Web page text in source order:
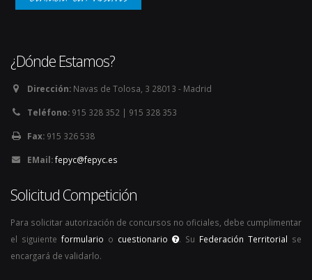
¿Dónde Estamos?
Dirección: Navas de Tolosa, 3 28013 - Madrid
Teléfono: 915 328 352 | 915 328 353
Fax: 915 326 538
EMail:fepyc@fepyc.es
Solicitud Competición
Para solicitar autorización de concursos no oficiales, debe cumplimentar
el siguiente formulario o cuestionario . Su Federación Territorial se
encargará de validarlo.